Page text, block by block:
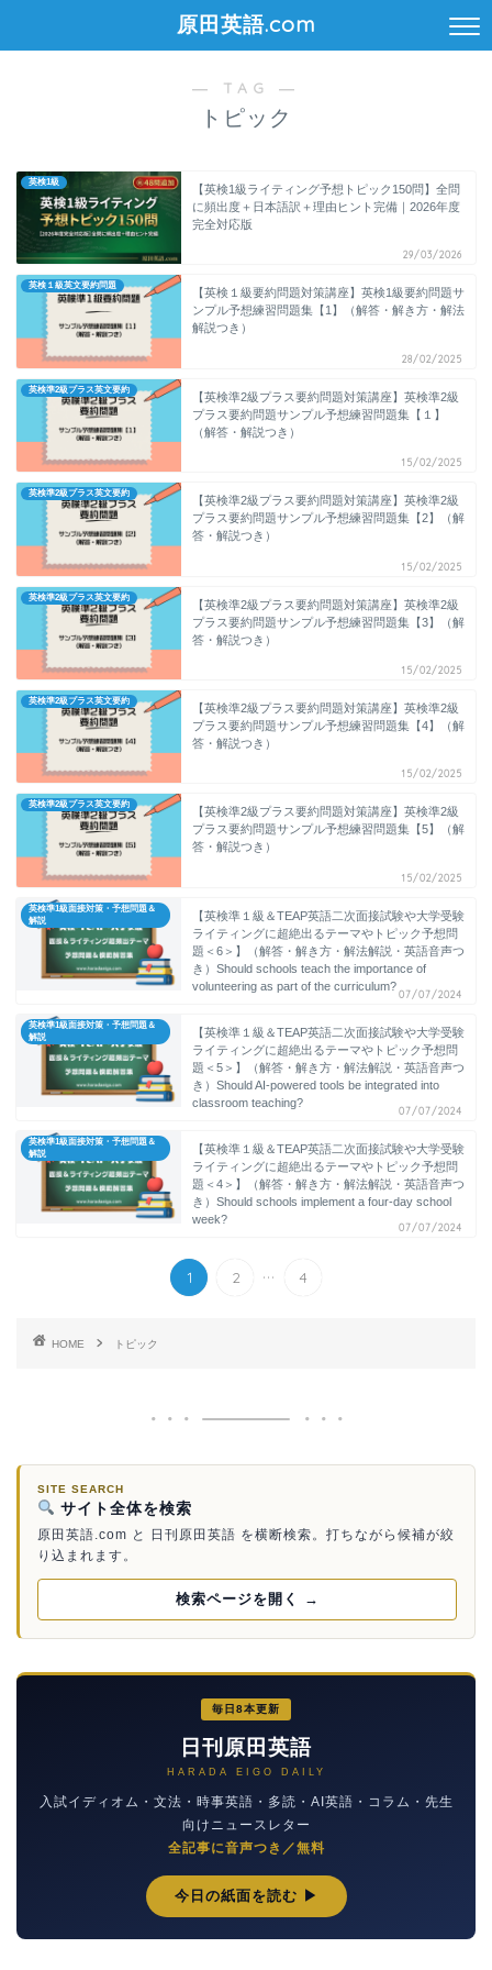
原田英語.com
― TAG ―
トピック
英検1級
【英検1級ライティング予想トピック150問】全問
に頻出度＋日本語訳＋理由ヒント完備｜2026年度
完全対応版
29/03/2026
英検１級英文要約問題
【英検１級要約問題対策講座】英検1級要約問題サ
ンプル予想練習問題集【1】（解答・解き方・解法
解説つき）
28/02/2025
英検準2級プラス英文要約
【英検準2級プラス要約問題対策講座】英検準2級
プラス要約問題サンプル予想練習問題集【１】
（解答・解説つき）
15/02/2025
英検準2級プラス英文要約
【英検準2級プラス要約問題対策講座】英検準2級
プラス要約問題サンプル予想練習問題集【2】（解
答・解説つき）
15/02/2025
英検準2級プラス英文要約
【英検準2級プラス要約問題対策講座】英検準2級
プラス要約問題サンプル予想練習問題集【3】（解
答・解説つき）
15/02/2025
英検準2級プラス英文要約
【英検準2級プラス要約問題対策講座】英検準2級
プラス要約問題サンプル予想練習問題集【4】（解
答・解説つき）
15/02/2025
英検準2級プラス英文要約
【英検準2級プラス要約問題対策講座】英検準2級
プラス要約問題サンプル予想練習問題集【5】（解
答・解説つき）
15/02/2025
英検準1級面接対策・予想問題＆
解説
【英検準１級＆TEAP英語二次面接試験や大学受験
ライティングに超絶出るテーマやトピック予想問
題＜6＞】（解答・解き方・解法解説・英語音声つ
き）Should schools teach the importance of
volunteering as part of the curriculum?
07/07/2024
英検準1級面接対策・予想問題＆
解説
【英検準１級＆TEAP英語二次面接試験や大学受験
ライティングに超絶出るテーマやトピック予想問
題＜5＞】（解答・解き方・解法解説・英語音声つ
き）Should AI-powered tools be integrated into
classroom teaching?
07/07/2024
英検準1級面接対策・予想問題＆
解説
【英検準１級＆TEAP英語二次面接試験や大学受験
ライティングに超絶出るテーマやトピック予想問
題＜4＞】（解答・解き方・解法解説・英語音声つ
き）Should schools implement a four-day school
week?
07/07/2024
1 2 ... 4
HOME トピック
SITE SEARCH
サイト全体を検索
原田英語.com と 日刊原田英語 を横断検索。打ちながら候補が絞
り込まれます。
検索ページを開く →
毎日8本更新
日刊原田英語
HARADA EIGO DAILY
入試イディオム・文法・時事英語・多読・AI英語・コラム・先生
向けニュースレター
全記事に音声つき／無料
今日の紙面を読む ▶